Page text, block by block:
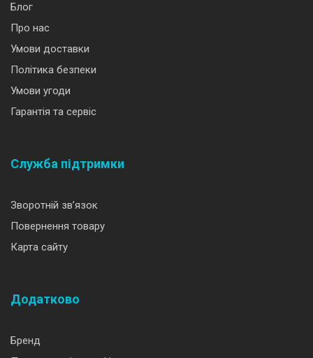
Блог
Про нас
Умови доставки
Політика безпеки
Умови угоди
Гарантія та сервіс
Служба підтримки
Зворотній зв’язок
Повернення товару
Карта сайту
Додатково
Бренд